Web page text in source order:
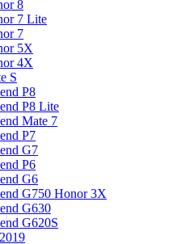
8
7 Lite
7
5X
4X
S
P8
P8 Lite
Mate 7
P7
G7
P6
G6
G750 Honor 3X
G630
G620S